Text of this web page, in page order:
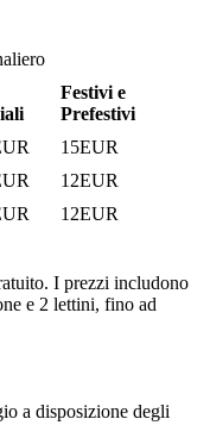
Festivi e
Prefestivi
15EUR
12EUR
12EUR
I prezzi includono
e 2 lettini, fino ad
a disposizione degli